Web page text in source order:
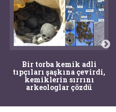
Bir torba kemik adli
tıpçıları şaşkına çevirdi,
kemiklerin sırrını
arkeologlar çözdü